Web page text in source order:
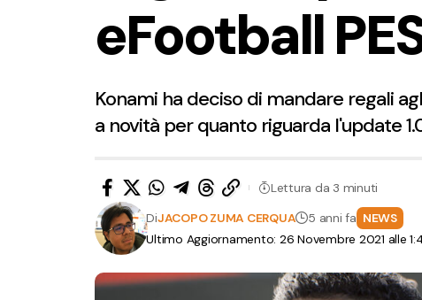
eFootball
Konami ha deciso di mandare regali
a novità per quanto riguarda l'update
Ultimo Aggiornamento: 26 Novembre 2021 alle
DiJACOPO ZUMA CERQUA 5 anni fa NEWS
Lettura da 3 minuti